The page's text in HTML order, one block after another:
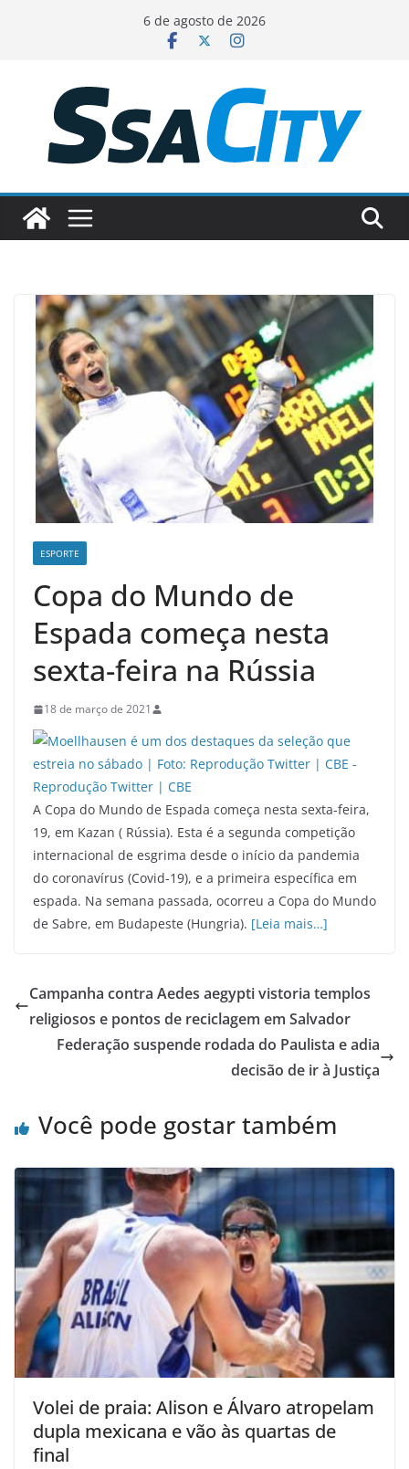
conteúdo
6 de agosto de 2026
ESPORTE
Copa do Mundo de
Espada começa nesta
sexta-feira na Rússia
18 de março de 2021
A Copa do Mundo de Espada começa nesta sexta-feira,
19, em Kazan ( Rússia). Esta é a segunda competição
internacional de esgrima desde o início da pandemia
do coronavírus (Covid-19), e a primeira específica em
espada. Na semana passada, ocorreu a Copa do Mundo
de Sabre, em Budapeste (Hungria). [Leia mais…]
Campanha contra Aedes aegypti vistoria templos
religiosos e pontos de reciclagem em Salvador
Federação suspende rodada do Paulista e adia
decisão de ir à Justiça
Você pode gostar também
Volei de praia: Alison e Álvaro atropelam
dupla mexicana e vão às quartas de
final